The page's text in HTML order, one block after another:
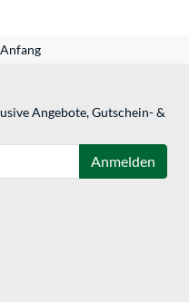
Angebote, Gutschein- &
Anmelden